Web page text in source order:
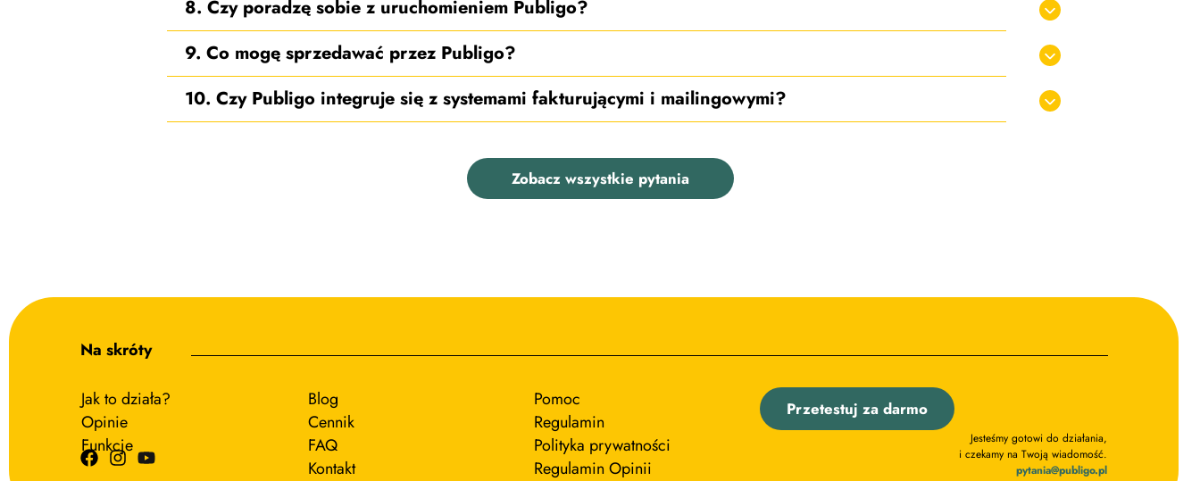
8. Czy poradzę sobie z uruchomieniem Publigo?
9. Co mogę sprzedawać przez Publigo?
10. Czy Publigo integruje się z systemami fakturującymi i mailingowymi?
Zobacz wszystkie pytania
Na skróty
Jak to działa?
Opinie
Funkcje
Blog
Cennik
FAQ
Kontakt
Pomoc
Regulamin
Polityka prywatności
Regulamin Opinii
Przetestuj za darmo
Jesteśmy gotowi do działania,
i czekamy na Twoją wiadomość.
pytania@publigo.pl